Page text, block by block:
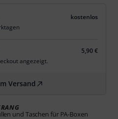
kostenlos
5,90 €
angezeigt.
Versand
und Taschen für PA-Boxen